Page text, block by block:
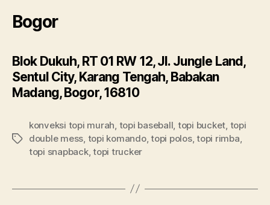
Bogor
Blok Dukuh, RT 01 RW 12, Jl. Jungle Land,
Sentul City, Karang Tengah, Babakan
Madang, Bogor, 16810
Tags
konveksi topi murah topi baseball topi bucket topi
double mess topi komando,topi polos,topi rimba
topi snapback,topi trucker